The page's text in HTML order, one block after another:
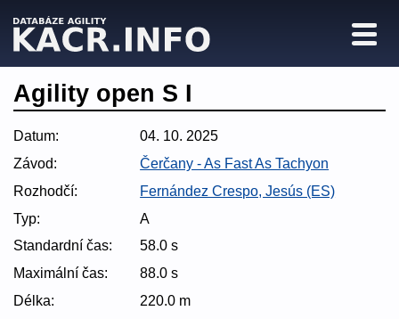
Agility open S I
Datum:
04. 10. 2025
Závod:
Čerčany - As Fast As Tachyon
Rozhodčí:
Fernández Crespo, Jesús (ES)
Typ:
A
Standardní čas:
58.0 s
Maximální čas:
88.0 s
Délka:
220.0 m